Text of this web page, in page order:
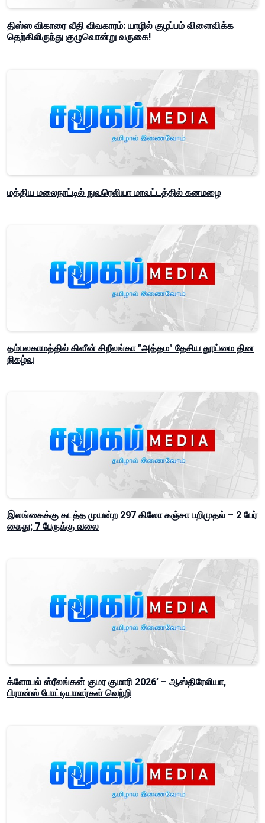
திஸ்ஸ விகாரை வீதி விவகாரம்: யாழில் குழப்பம் விளைவிக்க
தெற்கிலிருந்து குழுவொன்று வருகை!
மத்திய மலைநாட்டில் நுவரெலியா மாவட்டத்தில் கனமழை
தம்பலகாமத்தில் கிளீன் சிறீலங்கா "அத்தம" தேசிய தூய்மை தின
நிகழ்வு
இலங்கைக்கு கடத்த முயன்ற 297 கிலோ கஞ்சா பறிமுதல் – 2 பேர்
கைது; 7 பேருக்கு வலை
க்ளோபல் ஸ்ரீலங்கன் குமர குமாரி 2026’ – ஆஸ்திரேலியா,
பிரான்ஸ் போட்டியாளர்கள் வெற்றி